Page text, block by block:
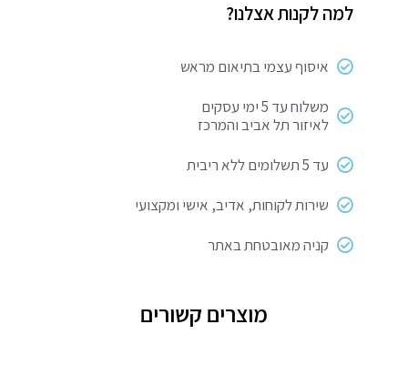
מוברש
לכיור
למה לקנות אצלנו?
איסוף עצמי בתיאום מראש
משלוח עד 5 ימי עסקים
לאיזור תל אביב והמרכז
עד 5 תשלומים ללא ריבית
שירות לקוחות, אדיב, אישי ומקצועי
קניה מאובטחת באתר
מוצרים קשורים